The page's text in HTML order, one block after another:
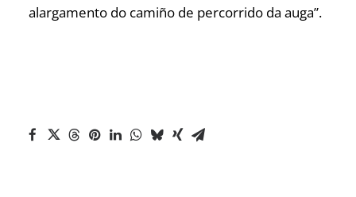
alargamento do camiño de percorrido da auga”.